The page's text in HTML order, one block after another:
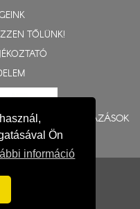
Ön
információ
TŐLÜNK!
BERUHÁZÁSOK